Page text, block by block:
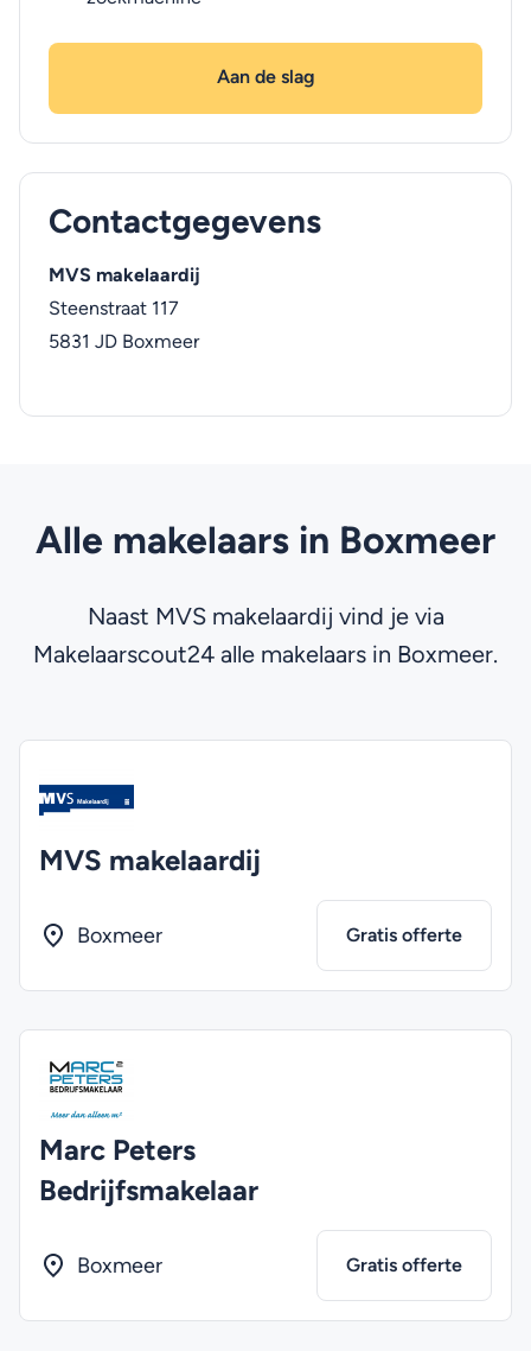
Aan de slag
Contactgegevens
MVS makelaardij
Steenstraat 117
5831 JD Boxmeer
Alle makelaars in Boxmeer
Naast MVS makelaardij vind je via
Makelaarscout24 alle makelaars in Boxmeer.
MVS makelaardij
Boxmeer Gratis offerte
Marc Peters
Bedrijfsmakelaar
Boxmeer Gratis offerte